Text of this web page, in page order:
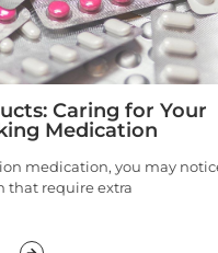
Caring for Your
Medication
medication, you may notice
that require extra